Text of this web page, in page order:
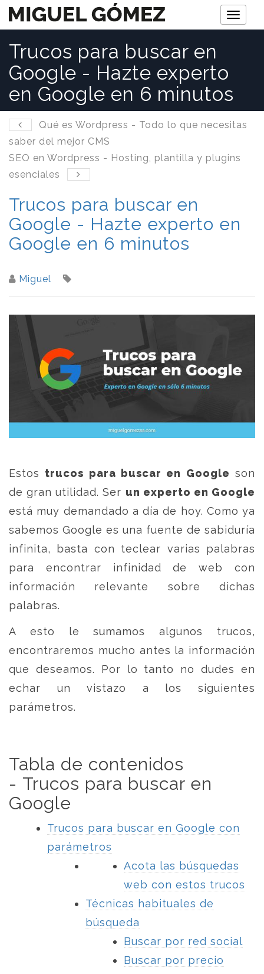
M
Trucos para buscar en
Google - Hazte experto
en Google en 6 minutos
Qué es Wordpress - Todo lo que necesitas
saber del mejor CMS
SEO en Wordpress - Hosting, plantilla y plugins
esenciales
Trucos para buscar en
Google - Hazte experto en
Google en 6 minutos
Miguel
Estos trucos para buscar en Google son
de gran utilidad. Ser un experto en Google
está muy demandado a día de hoy. Como ya
sabemos Google es una fuente de sabiduría
infinita, basta con teclear varias palabras
para encontrar infinidad de web con
información relevante sobre dichas
palabras.
A esto le sumamos algunos trucos,
encontraremos mucho antes la información
que deseamos. Por lo tanto no dudes en
echar un vistazo a los siguientes
parámetros.
Tabla de contenidos
- Trucos para buscar en
Google
Trucos para buscar en Google con
parámetros
Acota las búsquedas
web con estos trucos
Técnicas habituales de
búsqueda
Buscar por red social
Buscar por precio